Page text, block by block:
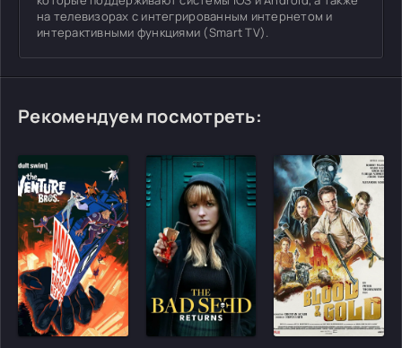
на телевизорах с интегрированным интернетом и
интерактивными функциями (Smart TV).
Рекомендуем посмотреть:
[/xfgiven_cvh_poster_urlcvh_poster_url][/xfgiven_cvh_poster_urlcvh_poster_url]
[/